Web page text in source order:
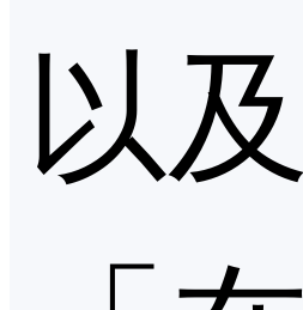
以及